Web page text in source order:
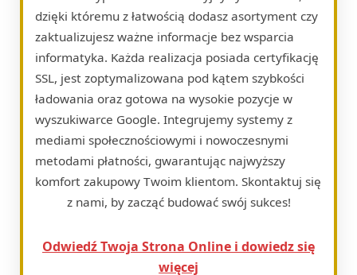
dzięki któremu z łatwością dodasz asortyment czy
zaktualizujesz ważne informacje bez wsparcia
informatyka. Każda realizacja posiada certyfikację
SSL, jest zoptymalizowana pod kątem szybkości
ładowania oraz gotowa na wysokie pozycje w
wyszukiwarce Google. Integrujemy systemy z
mediami społecznościowymi i nowoczesnymi
metodami płatności, gwarantując najwyższy
komfort zakupowy Twoim klientom. Skontaktuj się
z nami, by zacząć budować swój sukces!
Odwiedź Twoja Strona Online i dowiedz się
więcej